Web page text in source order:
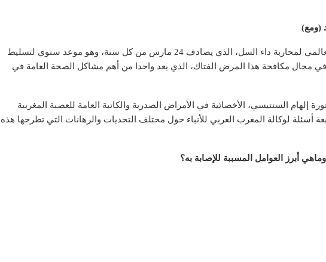
(ومع)
تخلد دول المعمور اليوم العالمي لمحاربة داء السل، الذي يصادف 24 مارس من كل سنة، وهو موعد سنوي لتسليط
مجال مكافحة هذا المرض الفتاك، الذي يعد واحدا من أهم مشاكل الصحة العامة في
إلهام السنتيسي، الأخصائية في الأمراض الصدرية والكاتبة العامة للعصبة المغربية
أسئلة لوكالة المغرب العربي للأنباء حول مختلف التحديات والرهانات التي تطرحها هذه